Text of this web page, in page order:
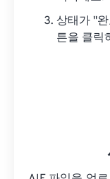
상태가 "
튼을 클릭